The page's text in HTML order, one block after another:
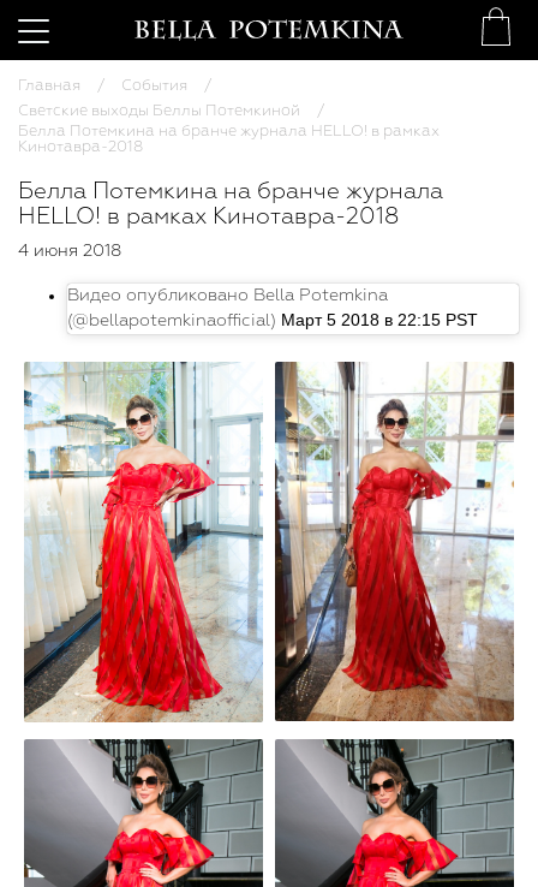
Главная
События
Светские выходы Беллы Потемкиной
Белла Потемкина на бранче журнала HELLO! в рамках
Кинотавра-2018
Белла Потемкина на бранче журнала
HELLO! в рамках Кинотавра-2018
4 июня 2018
Видео опубликовано Bella Potemkina
(@bellapotemkinaofficial) Март 5 2018 в 22:15 PST